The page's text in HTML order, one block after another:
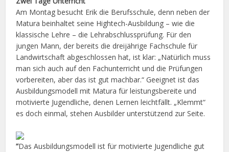
Am Montag besucht Erik die Berufsschule, denn neben der
Matura beinhaltet seine Hightech-Ausbildung – wie die
klassische Lehre – die Lehrabschlussprüfung. Für den
jungen Mann, der bereits die dreijährige Fachschule für
Landwirtschaft abgeschlossen hat, ist klar: „Natürlich muss
man sich auch auf den Fachunterricht und die Prüfungen
vorbereiten, aber das ist gut machbar.“ Geeignet ist das
Ausbildungsmodell mit Matura für leistungsbereite und
motivierte Jugendliche, denen Lernen leichtfällt. „Klemmt“
es doch einmal, stehen Ausbilder unterstützend zur Seite.
“Das Ausbildungsmodell ist für motivierte Jugendliche gut